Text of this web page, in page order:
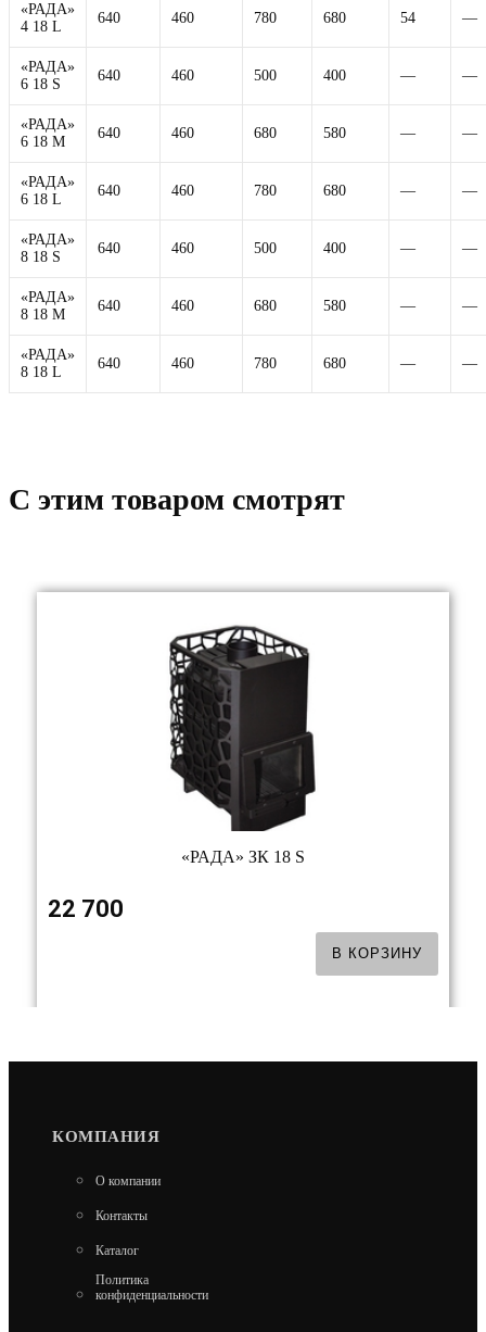
«РАДА»
4 18 L
640 460 780 680 54 —
«РАДА»
6 18 S
640 460 500 400 — —
«РАДА»
6 18 M
640 460 680 580 — —
«РАДА»
6 18 L
640 460 780 680 — —
«РАДА»
8 18 S
640 460 500 400 — —
«РАДА»
8 18 M
640 460 680 580 — —
«РАДА»
8 18 L
640 460 780 680 — —
C этим товаром смотрят
«РАДА» ЗК 18 S
22 700
В КОРЗИНУ
19 050
КОМПАНИЯ
О компании
Контакты
Каталог
Политика
конфиденциальности